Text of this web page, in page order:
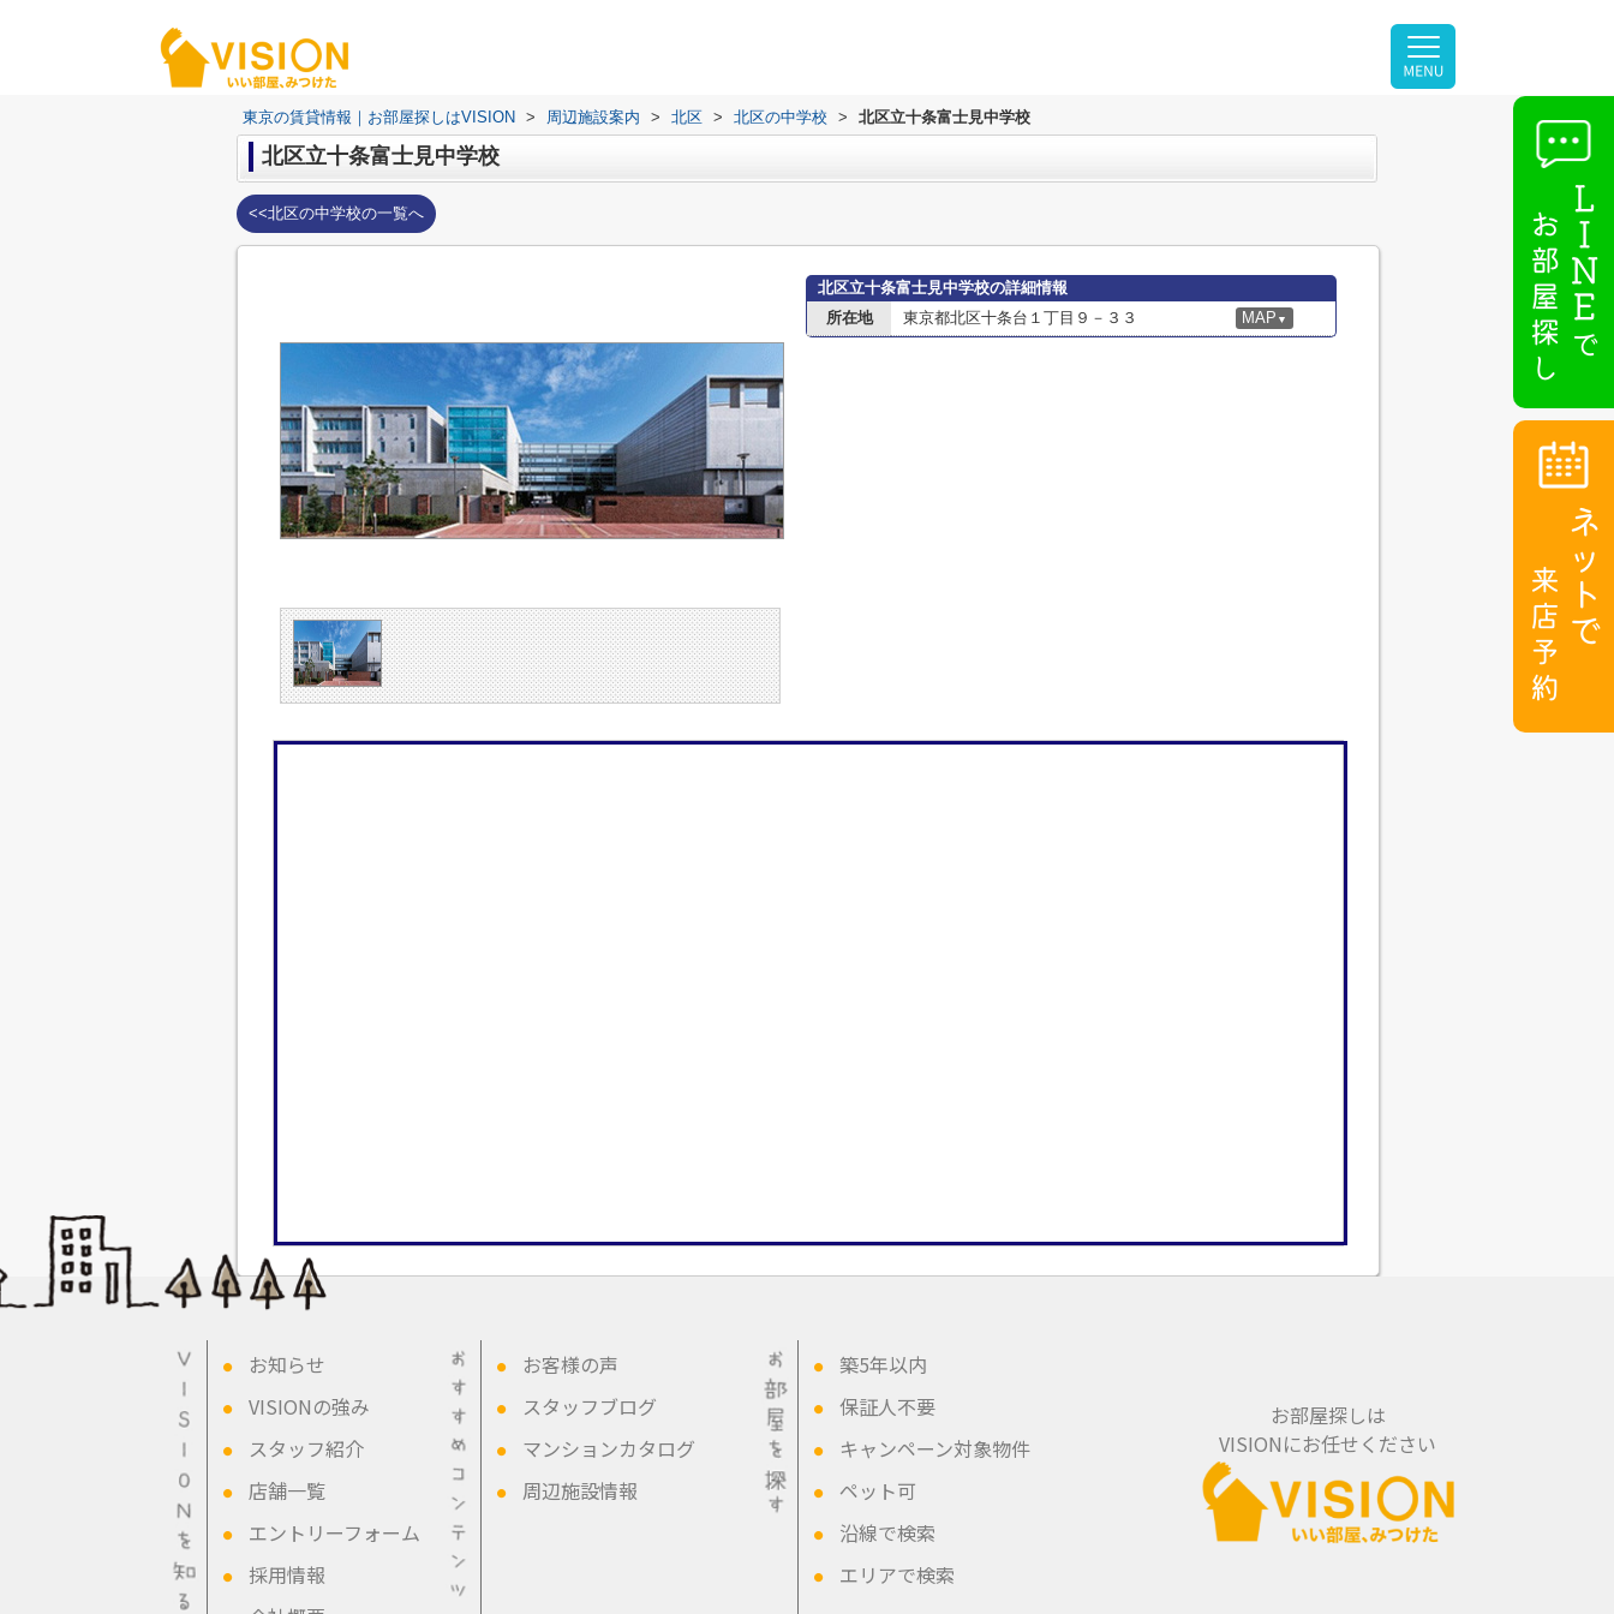
東京の賃貸情報｜お部屋探しはVISION > 周辺施設案内 > 北区 > 北区の中学校 > 北区立十条富士見中学校
北区立十条富士見中学校
<<北区の中学校の一覧へ
北区立十条富士見中学校の詳細情報
所在地
東京都北区十条台１丁目９－３３ MAP ▼
● お知らせ
● VISIONの強み
● スタッフ紹介
● 店舗一覧
● エントリーフォーム
● 採用情報
● お客様の声
● スタッフブログ
● マンションカタログ
● 周辺施設情報
● 築5年以内
● 保証人不要
● キャンペーン対象物件
● ペット可
● 沿線で検索
● エリアで検索
お部屋探しは
VISIONにお任せください